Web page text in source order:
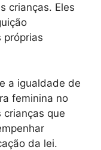
crianças. Eles
próprias
a igualdade de
feminina no
crianças que
da lei.